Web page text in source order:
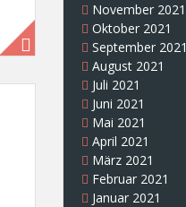
November 2021
Oktober 2021
September 2021
August 2021
Juli 2021
Juni 2021
Mai 2021
April 2021
März 2021
Februar 2021
Januar 2021